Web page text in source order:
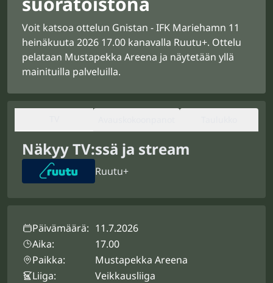
Voit katsoa ottelun Gnistan - IFK Mariehamn 11
heinäkuuta 2026 17.00 kanavalla Ruutu+. Ottelu
pelataan Mustapekka Areena ja näytetään yllä
mainituilla palveluilla.
Näkyy TV:ssä ja stream
Ruutu+
Päivämäärä: 11.7.2026
Aika:
17.00
Paikka:
Mustapekka Areena
Liiga:
Veikkausliiga